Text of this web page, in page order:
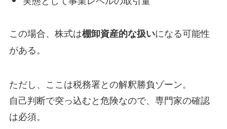
この場合、株式は棚卸資産的な扱いになる可能性
がある。
ただし、ここは税務署との解釈勝負ゾーン。
自己判断で突っ込むと危険なので、専門家の確認
は必須。